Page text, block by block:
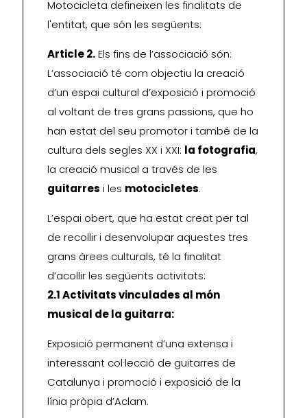
Motocicleta defineixen les finalitats de
l'entitat, que són les següents:
Article 2.Els fins de l’associació són:
L’associació té com objectiu la creació
d’un espai cultural d’exposició i promoció
al voltant de tres grans passions, que ho
han estat del seu promotor i també de la
cultura dels segles XX i XXI: la fotografia,
la creació musical a través de les
guitarres i les motocicletes.
L’espai obert, que ha estat creat per tal
de recollir i desenvolupar aquestes tres
grans àrees culturals, té la finalitat
d’acollir les següents activitats:
2.1 Activitats vinculades al món
musical de la guitarra:
Exposició permanent d’una extensa i
interessant col·lecció de guitarres de
Catalunya i promoció i exposició de la
línia pròpia d’Aclam.